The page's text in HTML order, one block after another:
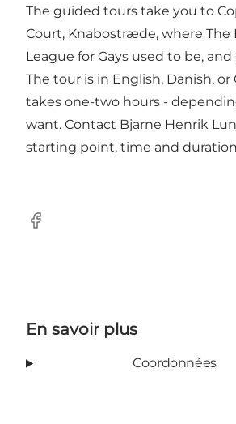
The guided tours take you to
Court, Knabostræde, where The
League for Gays used to be,
The tour is in English, Danish, or
takes one-two hours -
want. Contact Bjarne Henrik
starting point, time and
Facebook
En savoir plus
Coordonnées